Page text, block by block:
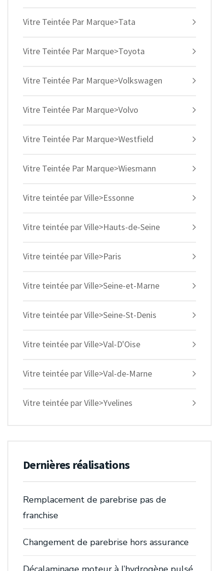
Vitre Teintée Par Marque>Tata
Vitre Teintée Par Marque>Toyota
Vitre Teintée Par Marque>Volkswagen
Vitre Teintée Par Marque>Volvo
Vitre Teintée Par Marque>Westfield
Vitre Teintée Par Marque>Wiesmann
Vitre teintée par Ville>Essonne
Vitre teintée par Ville>Hauts-de-Seine
Vitre teintée par Ville>Paris
Vitre teintée par Ville>Seine-et-Marne
Vitre teintée par Ville>Seine-St-Denis
Vitre teintée par Ville>Val-D'Oise
Vitre teintée par Ville>Val-de-Marne
Vitre teintée par Ville>Yvelines
Dernières réalisations
Remplacement de parebrise pas de
franchise
Changement de parebrise hors assurance